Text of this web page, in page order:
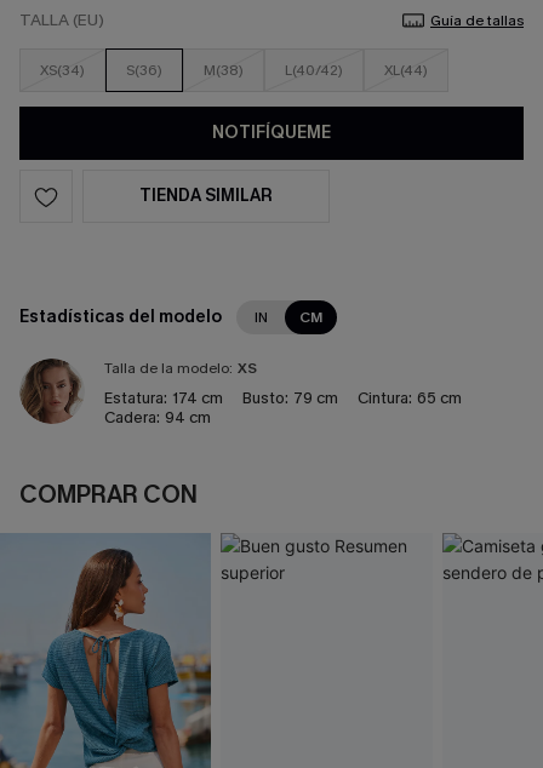
TALLA (EU) Guía de tallas
XS(34) S(36) M(38) L(40/42) XL(44)
NOTIFÍQUEME
TIENDA SIMILAR
Estadísticas del modelo IN CM
Talla de la modelo: XS
Estatura: 174 cm Busto: 79 cm Cintura: 65 cm
Cadera: 94 cm
COMPRAR CON